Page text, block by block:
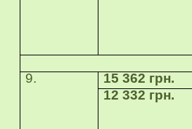
9.
15 362 грн.
12 332 грн.